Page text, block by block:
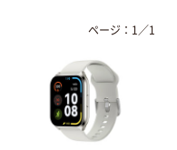
ページ： 1 ／1